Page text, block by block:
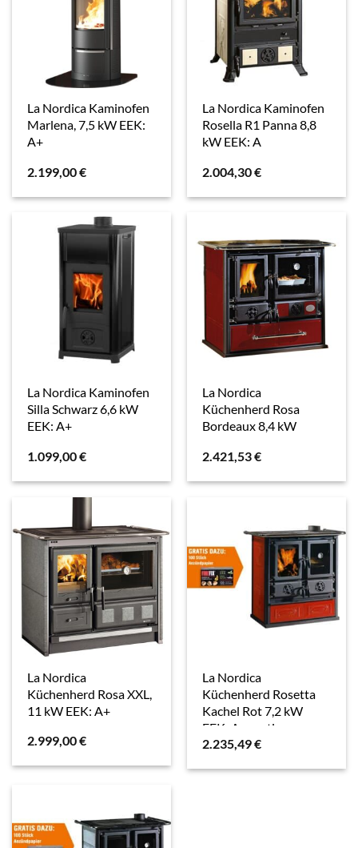
La Nordica Kaminofen
Marlena, 7,5 kW EEK:
A+
2.199,00€
La Nordica Kaminofen
Rosella R1 Panna 8,8
kW EEK: A
2.004,30€
La Nordica Kaminofen
Silla Schwarz 6,6 kW
EEK: A+
1.099,00€
La Nordica
Küchenherd Rosa
Bordeaux 8,4 kW
2.421,53€
La Nordica
Küchenherd Rosa XXL,
11 kW EEK: A+
2.999,00€
La Nordica
Küchenherd Rosetta
Kachel Rot 7,2 kW
EEK: A+ gratis
Anzündpapier
2.235,49€